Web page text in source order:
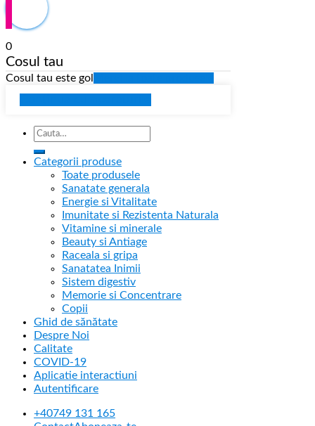
0
Cosul tau
Cosul tau este gol
Categorii produse
Toate produsele
Sanatate generala
Energie si Vitalitate
Imunitate si Rezistenta Naturala
Vitamine si minerale
Beauty si Antiage
Raceala si gripa
Sanatatea Inimii
Sistem digestiv
Memorie si Concentrare
Copii
Ghid de sănătate
Despre Noi
Calitate
COVID-19
Aplicatie interactiuni
Autentificare
+40749 131 165